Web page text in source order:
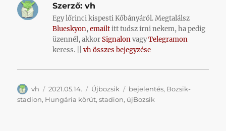
Szerző: vh
Egy lőrinci kispesti Kőbányáról. Megtalálsz
Blueskyon,emailtitt tudsz írni nekem, ha pedig
üzennél, akkorSignalonvagyTelegramon
keress. ||vh összes bejegyzése
Szerző
vh Közzétéve
2021.05.14. Kategória
Újbozsik Címke
bejelentés, Bozsik-
stadion, Hungária körút,stadion, újBozsik